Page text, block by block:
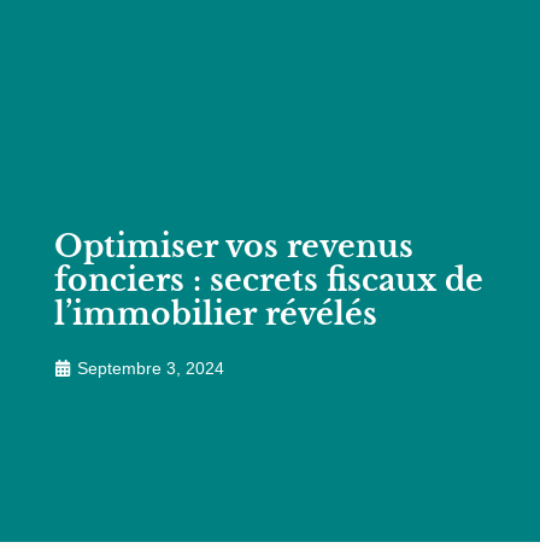
Optimiser vos revenus
fonciers : secrets fiscaux de
l’immobilier révélés
Septembre 3, 2024